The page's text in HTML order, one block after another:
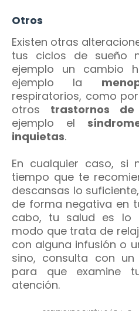
Otros
Existen otras
tus ciclos de sueño
ejemplo un cambio
ejemplo la
respiratorios, como
otros trastornos de
ejemplo el
inquietas.
En cualquier caso, si
tiempo que te
descansas lo
de forma negativa en
cabo, tu salud es lo
modo que trata de
con alguna infusión o
sino, consulta con
para que examine
atención.